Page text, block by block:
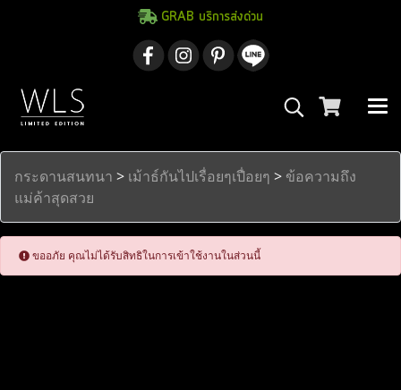
GRAB บริการส่งด่วน
กระดานสนทนา > เม้าธ์กันไปเรื่อยๆเปื่อยๆ > ข้อความถึง
แม่ค้าสุดสวย
ขออภัย คุณไม่ได้รับสิทธิในการเข้าใช้งานในส่วนนี้